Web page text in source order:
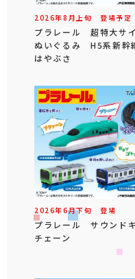
2026年8 月 上旬 登場予定
プラレール 超特大サ
ぬいぐるみ H5系新幹
はやぶさ
2026年6月下旬 登場
プラレール サウンド
チェーン